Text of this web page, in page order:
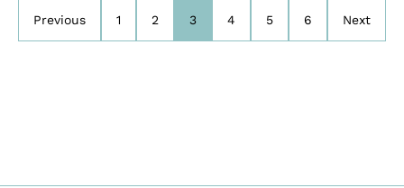
Previous 1 2 3 4 5 6 Next